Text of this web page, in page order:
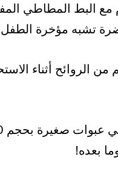
البط المطاطي
تشبه مؤخرة
الروائح أثناء